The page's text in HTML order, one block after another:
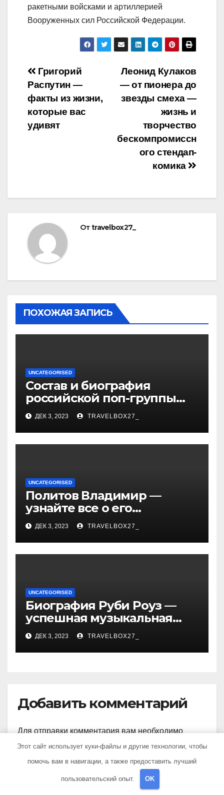
ракетными войсками и артиллерией
Вооруженных сил Российской Федерации.
Навигация
по
записям
Леонид Кулаков
— от пионера до
звезды смеха —
жизнь и
творчество
бескомпромиссн
ого стендап-
комика
Григорий
Распутин —
факты из жизни,
которые вас
удивят
Отtravelbox27_
ПОХОЖАЯ ЗАПИСЬ
UNCATEGORISED
Состав и биография
российской поп-группы
«Иванушки интернешнл»
— история успеха, музыка
и судьбы участников
ДЕК 3, 2023 TRAVELBOX27_
UNCATEGORISED
Политов Владимир —
узнайте все о его
биографии, возрасте и
впечатляющих
достижениях!
ДЕК 3, 2023 TRAVELBOX27_
UNCATEGORISED
Биография Руби Роуз —
успешная музыкальная
карьера, личная жизнь и
знаковые достижения
ДЕК 3, 2023 TRAVELBOX27_
Добавить комментарий
Для отправки комментария вам необходимо
авторизоваться.
Этот сайт использует куки-файлы и другие технологии, чтобы
помочь вам в навигации, а также предоставить лучший
пользовательский опыт. OK